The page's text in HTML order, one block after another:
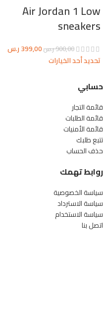
Air Jordan 1 Low
sneakers
900,00ر.س399,00ر.س
تحديد أحد الخيارات
حسابي
قائمة التجار
قائمة الطلبات
قائمة الأمنيات
تتبع طلبك
حذف الحساب
روابط تهمك
سياسة الخصوصية
سياسة الاسترداد
سياسة الاستخدام
اتصل بنا